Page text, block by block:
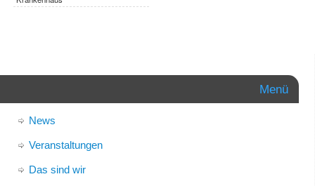
Menü
News
Veranstaltungen
Das sind wir